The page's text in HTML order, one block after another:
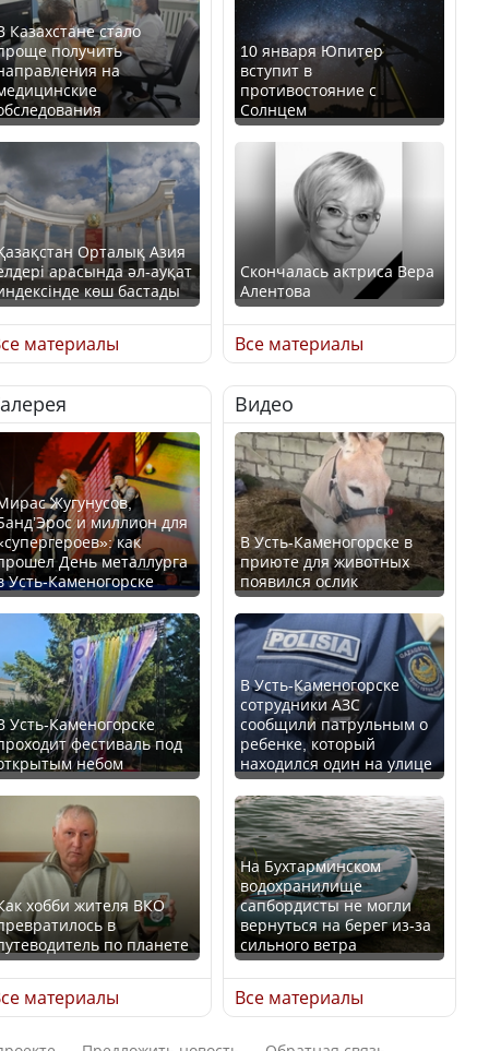
Казахстане стало
получить
на
Орталық Азия
арасында әл-ауқат
көш бастады
Казахстан возглавил
благополучия
среди стран Центральной
Азии
ли представлены
интересы регионов в
Курултае?
төменгі жалақы,
экология: жеті
партия сайлаушылармен
нені талқылап жатыр?
зарплата,
экология — о
говорят с
партий
материалы
10 января Юпитер
вступит в
противостояние с
Солнцем
Скончалась актриса Вера
Алентова
В РФ вынесен заочный
приговор по уголовному
делу об убийстве Игоря
Талькова
В России введены
дополнительные
ограничения для
казахстанских прав
Трамп официально
вступил в должность
президента США
Луну признали объектом
культурного наследия,
находящегося под
угрозой исчезновения
Все материалы
Жугунусов,
и миллион для
как
День металлурга
Усть-Каменогорске
Усть-Каменогорске
фестиваль под
небом
хобби жителя ВКО
в
по планете
материалы
Видео
В Усть-Каменогорске в
приюте для животных
появился ослик
В Усть-Каменогорске
сотрудники АЗС
сообщили патрульным о
ребенке, который
находился один на улице
На Бухтарминском
водохранилище
сапбордисты не могли
вернуться на берег из-за
сильного ветра
Все материалы